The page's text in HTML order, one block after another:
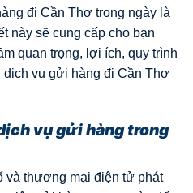
đi Cần Thơ trong ngày là
này sẽ cung cấp cho bạn
quan trọng, lợi ích, quy trình
vụ gửi hàng đi Cần Thơ
vụ gửi hàng trong
và thương mại điện tử phát